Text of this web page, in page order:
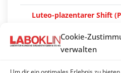
Cookie-
verwalten
Luteo-plazentarer Shift
Oraler Glucose-Test mit
Speichelcortisol-